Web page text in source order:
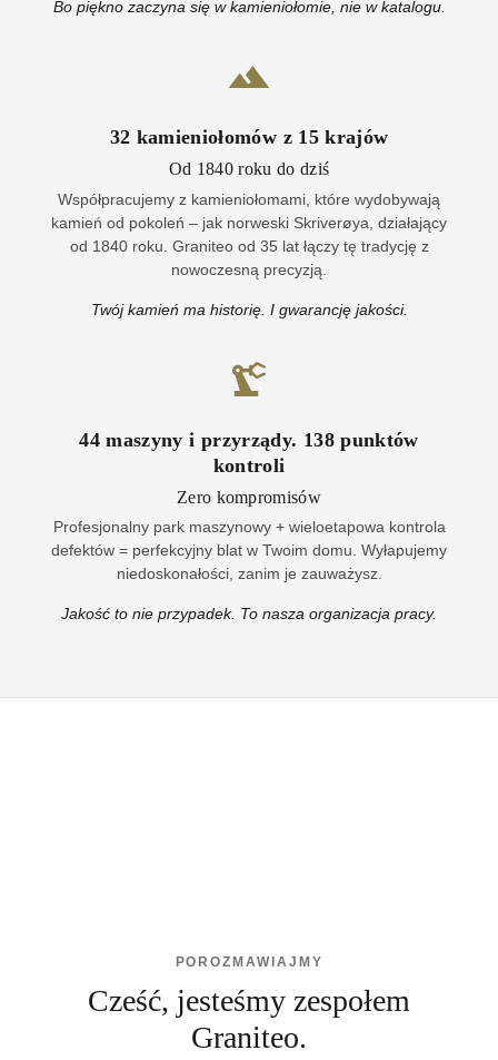
Bo piękno zaczyna się w kamieniołomie, nie w katalogu.
32 kamieniołomów z 15krajów
Od 1840 roku do dziś
Współpracujemy z kamieniołomami, które wydobywają
kamień od pokoleń – jak norweski Skriverøya, działający
od 1840 roku. Graniteo od 35 lat łączy tę tradycję z
nowoczesną precyzją.
Twój kamień ma historię. I gwarancję jakości.
44 maszyny i przyrządy. 138punktów
kontroli
Zero kompromisów
Profesjonalny park maszynowy + wieloetapowa kontrola
defektów = perfekcyjny blat w Twoim domu. Wyłapujemy
niedoskonałości, zanim je zauważysz.
Jakość to nie przypadek. To nasza organizacja pracy.
POROZMAWIAJMY
Cześć, jesteśmy zespołem
Graniteo.